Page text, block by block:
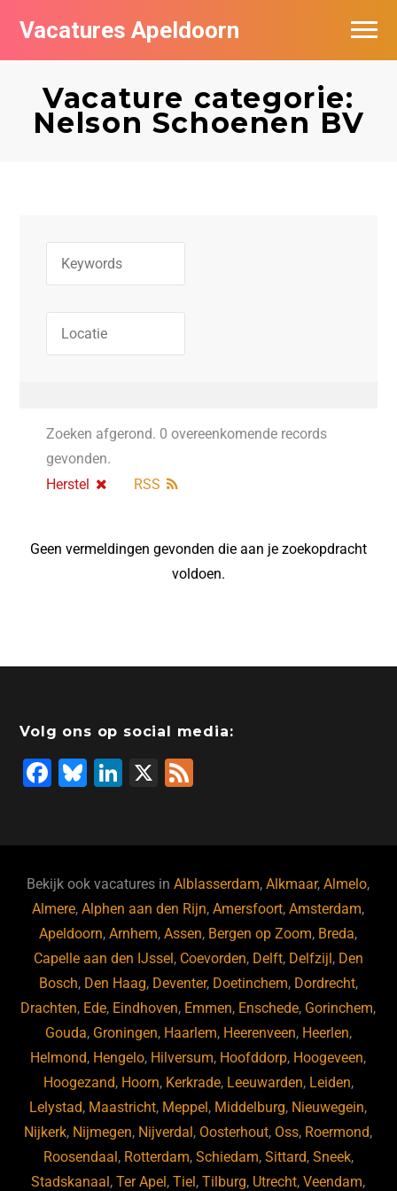
Vacatures Apeldoorn
Vacature categorie:
Nelson Schoenen BV
Zoeken afgerond. 0 overeenkomende records
gevonden.
Herstel
RSS
Geen vermeldingen gevonden die aan je zoekopdracht
voldoen.
Volg ons op social media:
F
b
o
o
k
Bl
ky
Li
dI
n
X
Bekijk ook vacatures inAlblasserdam,Alkmaar,Almelo,
Almere,Alphen aan den Rijn,Amersfoort,Amsterdam,
Apeldoorn,Arnhem,Assen, Bergen op Zoom, Breda,
Capelle aan den IJssel , Coevorden, Delft, Delfzijl , Den
Bosch, Den Haag, Deventer, Doetinchem, Dordrecht,
Drachten, Ede, Eindhoven, Emmen, Enschede, Gorinchem,
Gouda, Groningen, Haarlem, Heerenveen, Heerlen,
Helmond, Hengelo, Hilversum, Hoofddorp, Hoogeveen,
Hoogezand, Hoorn, Kerkrade, Leeuwarden, Leiden,
Lelystad, Maastricht, Meppel , Middelburg, Nieuwegein,
Nijkerk, Nijmegen, Nijverdal , Oosterhout, Oss, Roermond,
Roosendaal , Rotterdam, Schiedam, Sittard, Sneek,
Stadskanaal ,Ter Apel ,Tiel ,Tilburg, Utrecht,Veendam,
Vacatures per bedrijf
De populairste vacatures in Apeldoorn